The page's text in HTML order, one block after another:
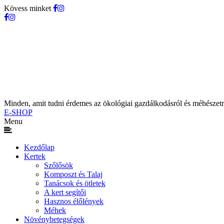
Kövess minket
Minden, amit tudni érdemes az ökológiai gazdálkodásról és
E-SHOP
Menu
Kezdőlap
Kertek
Szőlősök
Komposzt és Talaj
Tanácsok és ötletek
A kert segítői
Hasznos élőlények
Méhek
Növénybetegségek